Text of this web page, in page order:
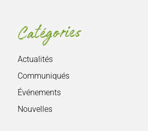
Catégories
Actualités
Communiqués
Événements
Nouvelles